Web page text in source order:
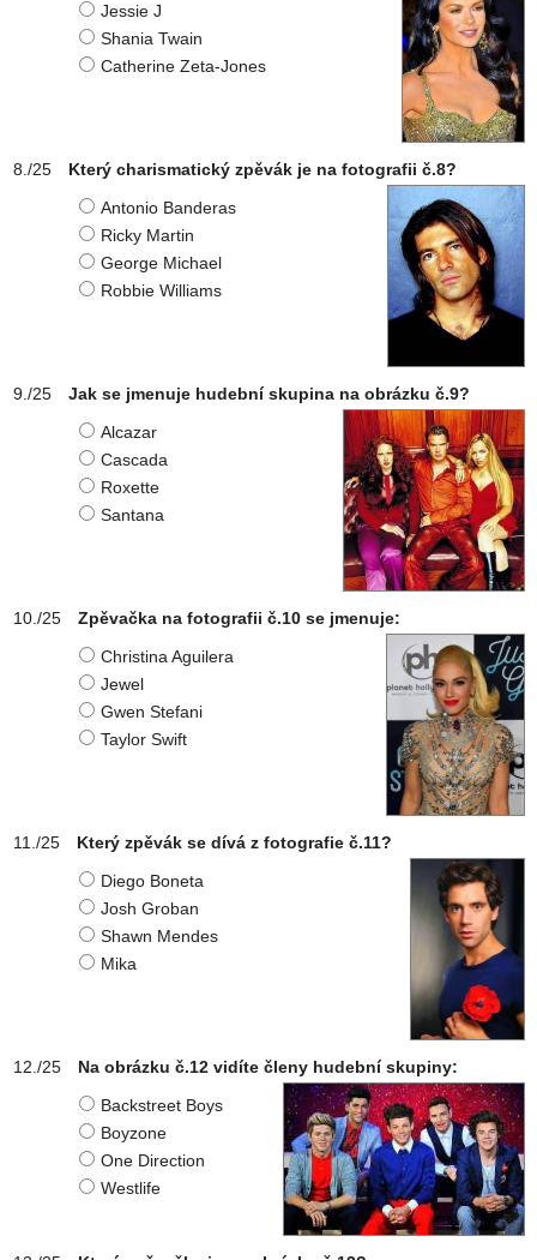
Jessie J
Shania Twain
Catherine Zeta-Jones
Který charismatický zpěvák je na fotografii č.8?
Antonio Banderas
Ricky Martin
George Michael
Robbie Williams
Jak se jmenuje hudební skupina na obrázku č.9?
Alcazar
Cascada
Roxette
Santana
Zpěvačka na fotografii č.10 se jmenuje:
Christina Aguilera
Jewel
Gwen Stefani
Taylor Swift
Který zpěvák se dívá z fotografie č.11?
Diego Boneta
Josh Groban
Shawn Mendes
Mika
Na obrázku č.12 vidíte členy hudební skupiny:
Backstreet Boys
Boyzone
One Direction
Westlife